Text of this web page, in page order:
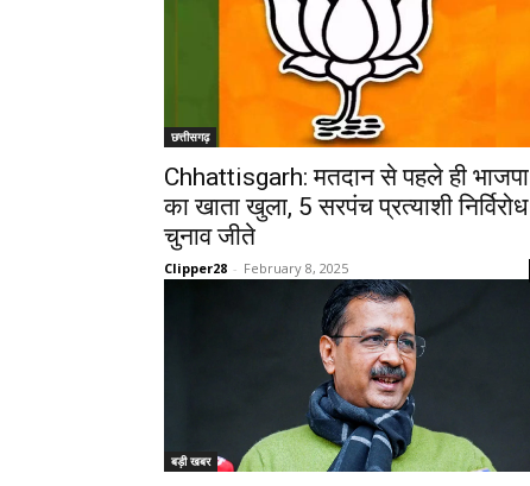
छत्तीसगढ़
Chhattisgarh: मतदान से पहले ही भाजपा
का खाता खुला, 5 सरपंच प्रत्याशी निर्विरोध
चुनाव जीते
Clipper28 - February 8, 2025
बड़ी खबर